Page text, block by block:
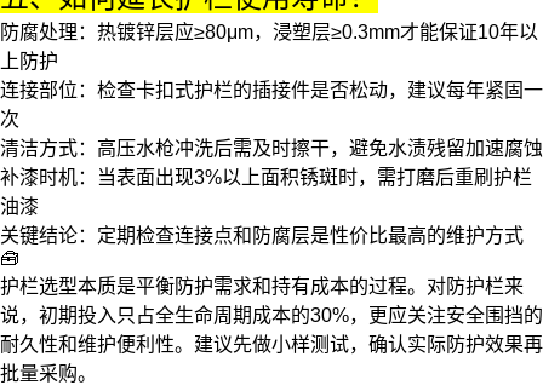
防腐处理 ：热镀锌层应≥80μm，浸塑层≥0.3mm才能保证10年以
上防护
连接部位 ：检查卡扣式护栏的插接件是否松动，建议每年紧固一
次
清洁方式：高压水枪冲洗后需及时擦干，避免水渍残留加速腐蚀
补漆时机：当表面出现3%以上面积锈斑时，需打磨后重刷 护栏
油漆
关键结论：定期检查连接点和防腐层是性价比最高的维护方式
🧰
护栏选型本质是平衡防护需求和持有成本的过程。对防护栏来
说，初期投入只占全生命周期成本的30%，更应关注安全围挡的
耐久性和维护便利性。建议先做小样测试，确认实际防护效果再
批量采购。